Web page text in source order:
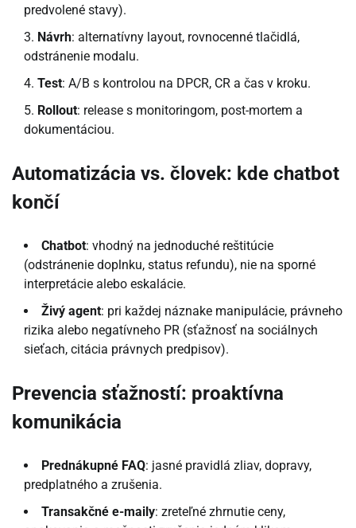
predvolené stavy).
Návrh: alternatívny layout, rovnocenné tlačidlá,
odstránenie modalu.
Test: A/B s kontrolou na DPCR, CR a čas v kroku.
Rollout: release s monitoringom, post-mortem a
dokumentáciou.
Automatizácia vs. človek: kde chatbot
končí
Chatbot: vhodný na jednoduché reštitúcie
(odstránenie doplnku, status refundu), nie na sporné
interpretácie alebo eskalácie.
Živý agent: pri každej náznake manipulácie, právneho
rizika alebo negatívneho PR (sťažnosť na sociálnych
sieťach, citácia právnych predpisov).
Prevencia sťažností: proaktívna
komunikácia
Prednákupné FAQ: jasné pravidlá zliav, dopravy,
predplatného a zrušenia.
Transakčné e-maily: zreteľné zhrnutie ceny,